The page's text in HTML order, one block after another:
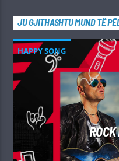
JU GJITHASHTU MUND TË
HAPPY SONG